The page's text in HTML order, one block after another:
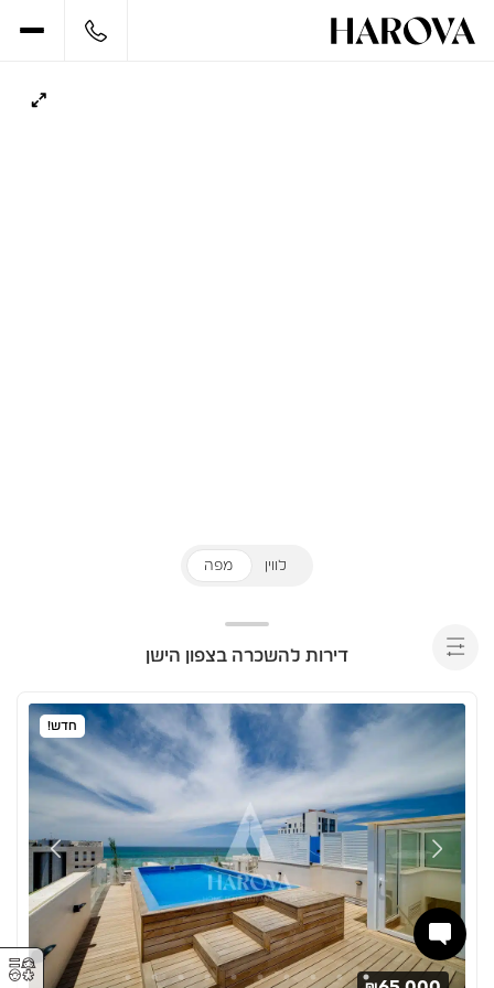
מפה לווין
דירות להשכרה בצפון הישן
חדש!
⚥︎